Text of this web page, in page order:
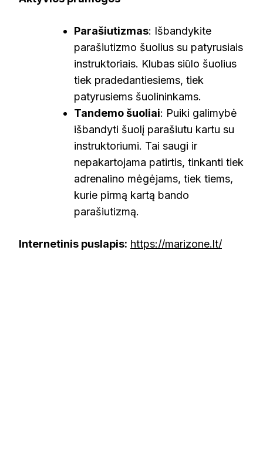
Parašiutizmas: Išbandykite
parašiutizmo šuolius su patyrusiais
instruktoriais. Klubas siūlo šuolius
tiek pradedantiesiems, tiek
patyrusiems šuolininkams.
Tandemo šuoliai: Puiki galimybė
išbandyti šuolį parašiutu kartu su
instruktoriumi. Tai saugi ir
nepakartojama patirtis, tinkanti tiek
adrenalino mėgėjams, tiek tiems,
kurie pirmą kartą bando
parašiutizmą.
Internetinis puslapis: https://marizone.lt/